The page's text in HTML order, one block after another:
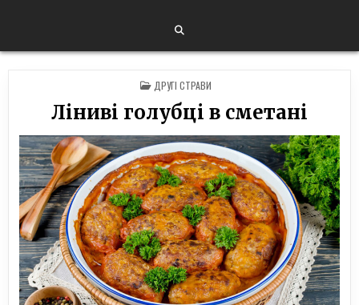
POSTED
IN
ДРУГІ СТРАВИ
Ліниві голубці в сметані